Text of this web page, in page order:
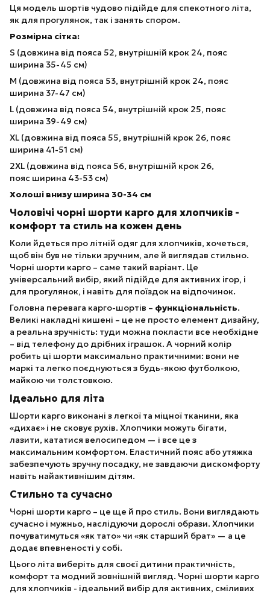
Ця модель шортів чудово підійде для спекотного літа,
як для прогулянок, так і занять спором.
Розмірна сітка:
S (довжина від пояса 52, внутрішній крок 24, пояс
ширина 35-45 см)
M (довжина від пояса 53, внутрішній крок 24, пояс
ширина 37-47 см)
L (довжина від пояса 54, внутрішній крок 25, пояс
ширина 39-49 см)
XL (довжина від пояса 55, внутрішній крок 26, пояс
ширина 41-51 см)
2XL (довжина від пояса 56, внутрішній крок 26,
пояс ширина 43-53 см)
Холоші внизу ширина 30-34 см
Чоловічі чорні шорти карго для хлопчиків -
комфорт та стиль на кожен день
Коли йдеться про літній одяг для хлопчиків, хочеться,
щоб він був не тільки зручним, але й виглядав стильно.
Чорні шорти карго – саме такий варіант. Це
універсальний вибір, який підійде для активних ігор, і
для прогулянок, і навіть для поїздок на відпочинок.
Головна перевага карго-шортів – функціональність.
Великі накладні кишені – це не просто елемент дизайну,
а реальна зручність: туди можна покласти все необхідне
– від телефону до дрібних іграшок. А чорний колір
робить ці шорти максимально практичними: вони не
маркі та легко поєднуються з будь-якою футболкою,
майкою чи толстовкою.
Ідеально для літа
Шорти карго виконані з легкої та міцної тканини, яка
«дихає» і не сковує рухів. Хлопчики можуть бігати,
лазити, кататися велосипедом — і все це з
максимальним комфортом. Еластичний пояс або утяжка
забезпечують зручну посадку, не завдаючи дискомфорту
навіть найактивнішим дітям.
Стильно та сучасно
Чорні шорти карго – це ще й про стиль. Вони виглядають
сучасно і мужньо, наслідуючи дорослі образи. Хлопчики
почуватимуться «як тато» чи «як старший брат» — а це
додає впевненості у собі.
Цього літа виберіть для своєї дитини практичність,
комфорт та модний зовнішній вигляд. Чорні шорти карго
для хлопчиків - ідеальний вибір для активних, сміливих